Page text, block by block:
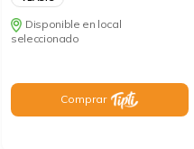
Disponible en local
seleccionado
Comprar